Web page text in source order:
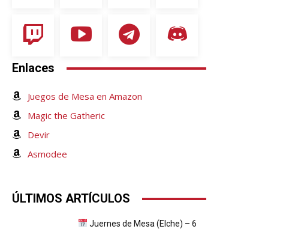
Enlaces
Juegos de Mesa en Amazon
Magic the Gatheric
Devir
Asmodee
ÚLTIMOS ARTÍCULOS
Juernes de Mesa (Elche) – 6